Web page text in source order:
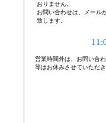
おりません。
お問い合わせは、メール
致します。
営業時間外は、お問い合
等はお休みさせていただき